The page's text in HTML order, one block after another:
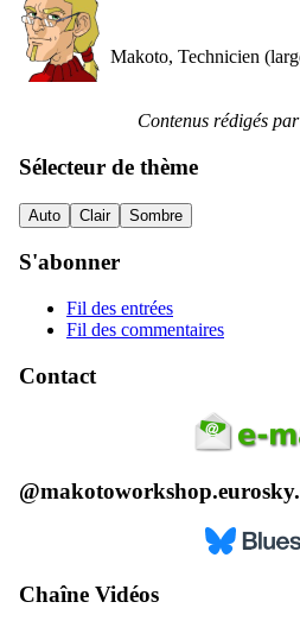
Makoto, Technicien
Contenus rédigés
Sélecteur de thème
Auto Clair Sombre
S'abonner
Fil des entrées
Fil des commentaires
Contact
Chaîne Vidéos